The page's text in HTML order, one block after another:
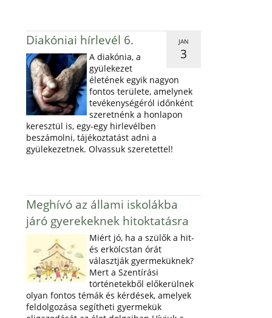
JAN
3
Diakóniai hírlevél 6.
A diakónia, a
gyülekezet
életének egyik nagyon
fontos területe, amelynek
tevékenységéról időnként
szeretnénk a honlapon
keresztül is, egy-egy hirlevélben
beszámolni, tájékoztatást adni a
gyülekezetnek. Olvassuk szeretettel!
Meghívó az állami iskolákba
járó gyerekeknek hitoktatásra
Miért jó, ha a szülők a hit-
és erkölcstan órát
választják gyermeküknek?
Mert a Szentírási
történetekből előkerülnek
olyan fontos témák és kérdések, amelyek
feldolgozása segítheti gyermekük